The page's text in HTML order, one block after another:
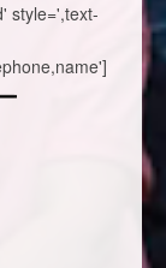
style=',text-